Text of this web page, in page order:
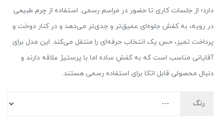
دارد؛ از جلسات کاری تا حضور در مراسم رسمی. استفاده از چرم طبیعی
در رویه، به کفش جلوه‌ای عمیق‌تر و جدی‌تر می‌دهد و در کنار دوخت و
پرداخت تمیز، حس یک انتخاب حرفه‌ای را منتقل می‌کند. این مدل برای
آقایانی مناسب است که به کفشِ ساده اما با پرستیژ علاقه دارند و
دنبال محصولی قابل اتکا برای استفاده رسمی هستند.
رنگ